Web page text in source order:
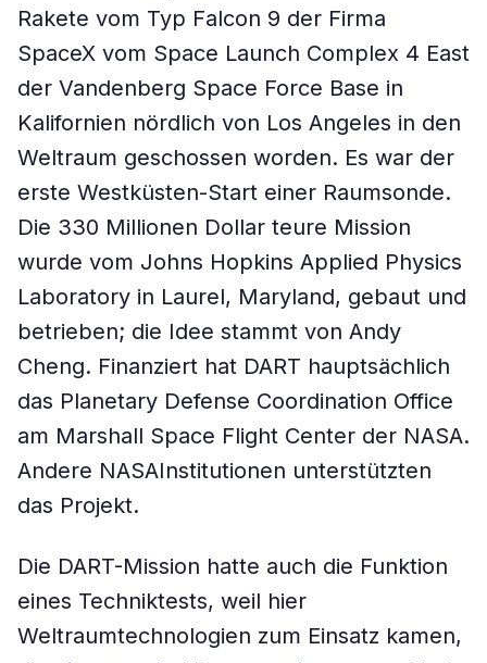
Rakete vom Typ Falcon 9 der Firma
SpaceX vom Space Launch Complex 4 East
der Vandenberg Space Force Base in
Kalifornien nördlich von Los Angeles in den
Weltraum geschossen worden. Es war der
erste Westküsten-Start einer Raumsonde.
Die 330 Millionen Dollar teure Mission
wurde vom Johns Hopkins Applied Physics
Laboratory in Laurel, Maryland, gebaut und
betrieben; die Idee stammt von Andy
Cheng. Finanziert hat DART hauptsächlich
das Planetary Defense Coordination Office
am Marshall Space Flight Center der NASA.
Andere NASAInstitutionen unterstützten
das Projekt.
Die DART-Mission hatte auch die Funktion
eines Techniktests, weil hier
Weltraumtechnologien zum Einsatz kamen,